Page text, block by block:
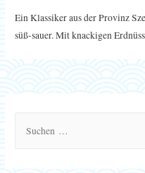
Ein Klassiker aus der Provinz
süß-sauer. Mit knackigen